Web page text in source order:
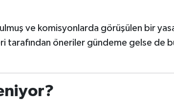
ve komisyonlarda görüşülen bir
tarafından öneriler gündeme gelse de